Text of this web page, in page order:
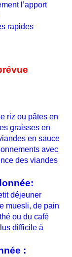
l’apport
rapides
riz ou pâtes en
graisses en
en sauce
avec
des viandes
déjeuner
muesli, de pain
ou du café
difficile à
: